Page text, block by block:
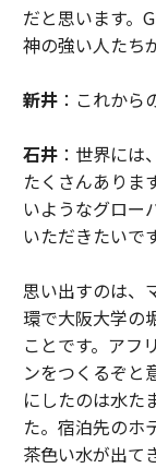
だと思います。
神の強い人たち
新井：これから
石井：世界には
たくさんありま
いようなグロー
いただきたいです
思い出すのは、
環で大阪大学の
ことです。アフ
ンをつくるぞと
にしたのは水た
た。宿泊先のホ
茶色い水が出て